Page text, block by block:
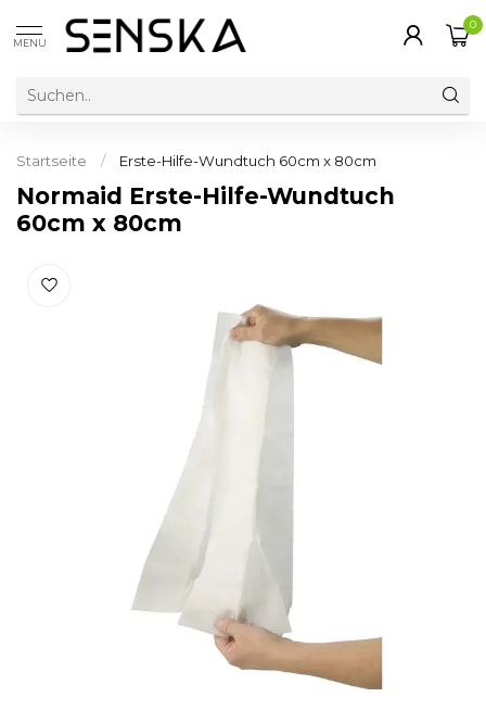
MENU
0
Startseite / Erste-Hilfe-Wundtuch 60cm x 80cm
Normaid Erste-Hilfe-Wundtuch
60cm x 80cm